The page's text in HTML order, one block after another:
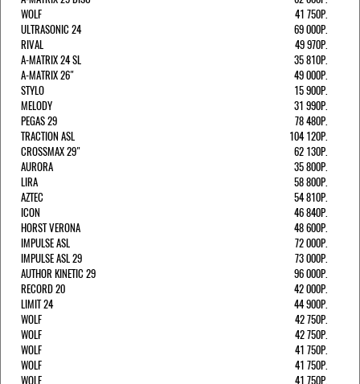
WOLF
41 750Р.
ULTRASONIC 24
69 000Р.
RIVAL
49 970Р.
A-MATRIX 24 SL
35 810Р.
A-MATRIX 26"
49 000Р.
STYLO
15 900Р.
MELODY
31 990Р.
PEGAS 29
78 480Р.
TRACTION ASL
104 120Р.
CROSSMAX 29"
62 130Р.
AURORA
35 800Р.
LIRA
58 800Р.
AZTEC
54 810Р.
ICON
46 840Р.
HORST VERONA
48 600Р.
IMPULSE ASL
72 000Р.
IMPULSE ASL 29
73 000Р.
AUTHOR KINETIC 29
96 000Р.
RECORD 20
42 000Р.
LIMIT 24
44 900Р.
WOLF
42 750Р.
WOLF
42 750Р.
WOLF
41 750Р.
WOLF
41 750Р.
WOLF
41 750Р.